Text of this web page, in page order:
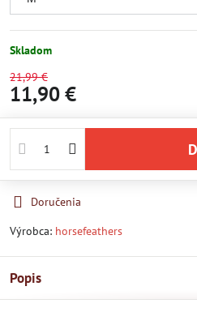
Skladom
21,99 €
11,90 €
Doručenia
Výrobca: horsefeathers
Popis